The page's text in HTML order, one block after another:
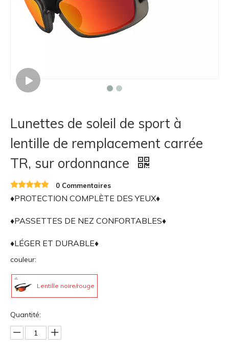
Lunettes de soleil de sport à
lentille de remplacement carrée
TR, sur ordonnance
0 Commentaires
♦PROTECTION COMPLÈTE DES YEUX♦
♦PASSETTES DE NEZ CONFORTABLES♦
♦LÉGER ET DURABLE♦
couleur:
Lentille noire/rouge
Quantité: